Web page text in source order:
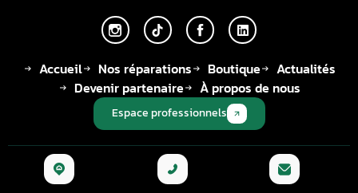
Accueil Nos réparations Boutique
Actualités
Devenir partenaire
À propos de nous
Espace professionnels